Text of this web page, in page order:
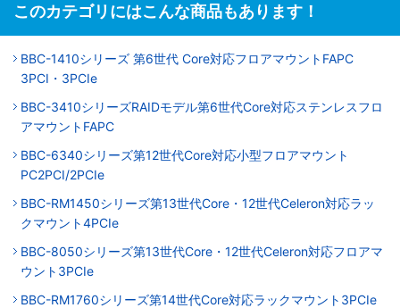
このカテゴリにはこんな商品もあります！
BBC-1410シリーズ 第6世代 Core対応フロアマウントFAPC
3PCI・3PCIe
BBC-3410シリーズRAIDモデル第6世代Core対応ステンレスフロ
アマウントFAPC
BBC-6340シリーズ第12世代Core対応小型フロアマウント
PC2PCI/2PCIe
BBC-RM1450シリーズ第13世代Core・12世代Celeron対応ラッ
クマウント4PCIe
BBC-8050シリーズ第13世代Core・12世代Celeron対応フロアマ
ウント3PCIe
BBC-RM1760シリーズ第14世代Core対応ラックマウント3PCIe